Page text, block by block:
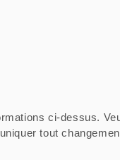
ci-dessus.
tout